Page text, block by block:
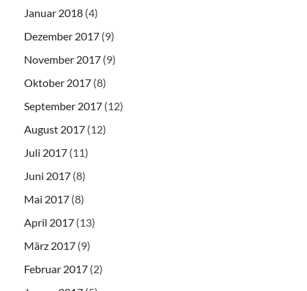
Januar 2018 (4)
Dezember 2017 (9)
November 2017 (9)
Oktober 2017 (8)
September 2017 (12)
August 2017 (12)
Juli 2017 (11)
Juni 2017 (8)
Mai 2017 (8)
April 2017 (13)
März 2017 (9)
Februar 2017 (2)